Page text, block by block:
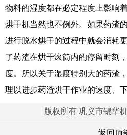
物料的湿度都在必定程度上影响
烘干机当然也不例外。如果药渣
进行脱水烘干的过程中就会消耗
了药渣在烘干滚筒内的停留时刻
度。所以关于湿度特别大的药渣
理以进步药渣烘干作业的速度、下
版权所有 巩义市锦华
返回顶